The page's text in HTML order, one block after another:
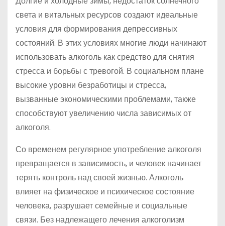
света и витальных ресурсов создают идеальные
условия для формирования депрессивных
состояний. В этих условиях многие люди начинают
использовать алкоголь как средство для снятия
стресса и борьбы с тревогой. В социальном плане
высокие уровни безработицы и стресса,
вызванные экономическими проблемами, также
способствуют увеличению числа зависимых от
алкоголя.
Со временем регулярное употребление алкоголя
превращается в зависимость, и человек начинает
терять контроль над своей жизнью. Алкоголь
влияет на физическое и психическое состояние
человека, разрушает семейные и социальные
связи. Без надлежащего лечения алкоголизм